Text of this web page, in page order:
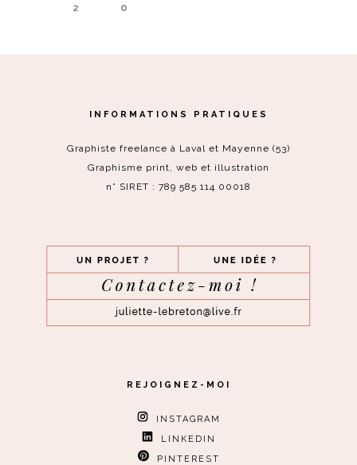
2 0
INFORMATIONS PRATIQUES
Graphiste freelance à Laval et Mayenne (53)
Graphisme print, web et illustration
n° SIRET : 789 585 114 00018
REJOIGNEZ-MOI
INSTAGRAM
LINKEDIN
PINTEREST